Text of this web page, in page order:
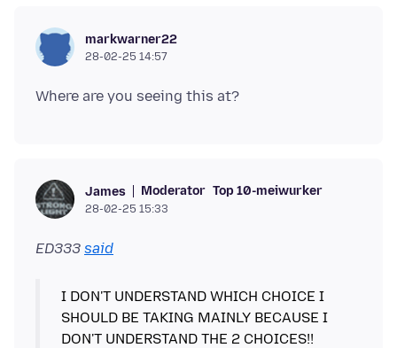
markwarner22
28-02-25 14:57
James Moderator Top 10-meiwurker
28-02-25 15:33
ED333 said
I DON'T UNDERSTAND WHICH CHOICE I
SHOULD BE TAKING MAINLY BECAUSE I